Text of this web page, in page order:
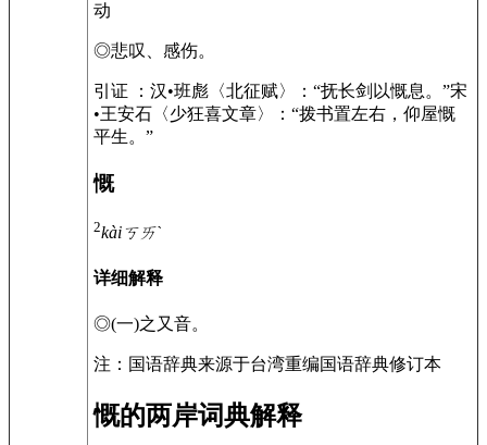
动
◎悲叹、感伤。
引证 ： 汉•班彪〈北征赋〉：“抚长剑以慨息。”宋
•王安石〈少狂喜文章〉：“拨书置左右，仰屋慨
平生。”
慨
2kàiㄎㄞˋ
详细解释
◎(一)之又音。
注：国语辞典来源于台湾重编国语辞典修订本
慨的两岸词典解释